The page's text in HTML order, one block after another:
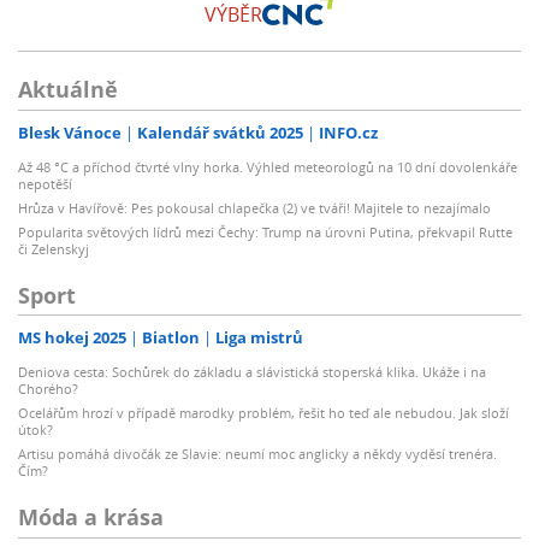
VÝBĚR
Aktuálně
Blesk Vánoce Kalendář svátků 2025 INFO.cz
Až 48 °C a příchod čtvrté vlny horka. Výhled meteorologů na 10 dní dovolenkáře
nepotěší
Hrůza v Havířově: Pes pokousal chlapečka (2) ve tváři! Majitele to nezajímalo
Popularita světových lídrů mezi Čechy: Trump na úrovni Putina, překvapil Rutte
či Zelenskyj
Sport
MS hokej 2025 Biatlon Liga mistrů
Deniova cesta: Sochůrek do základu a slávistická stoperská klika. Ukáže i na
Chorého?
Ocelářům hrozí v případě marodky problém, řešit ho teď ale nebudou. Jak složí
útok?
Artisu pomáhá divočák ze Slavie: neumí moc anglicky a někdy vyděsí trenéra.
Čím?
Móda a krása